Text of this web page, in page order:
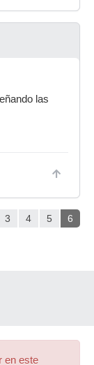
las
3 4 5 6
en este